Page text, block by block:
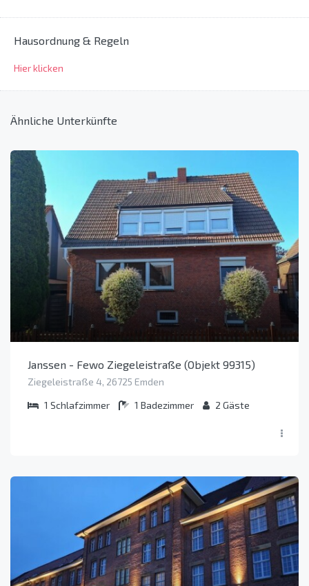
Hausordnung & Regeln
Hier klicken
Ähnliche Unterkünfte
Janssen - Fewo Ziegeleistraße (Objekt 99315)
Ziegeleistraße 4, 26725 Emden
1 Schlafzimmer 1 Badezimmer 2 Gäste